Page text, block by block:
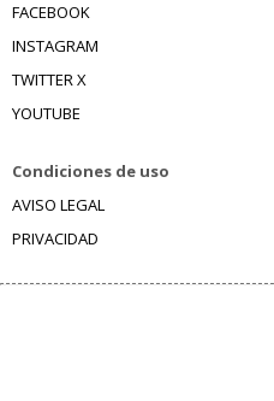
FACEBOOK
INSTAGRAM
TWITTER X
YOUTUBE
Condiciones de uso
AVISO LEGAL
PRIVACIDAD